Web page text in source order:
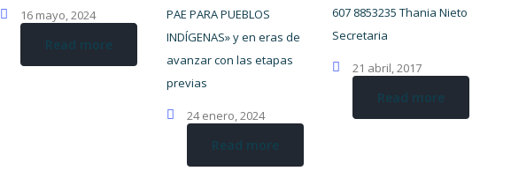
16 mayo, 2024
Read more
PAE PARA PUEBLOS
INDÍGENAS» y en eras de
avanzar con las etapas
previas
24 enero, 2024
Read more
607 8853235 Thania Nieto
Secretaria
21 abril, 2017
Read more